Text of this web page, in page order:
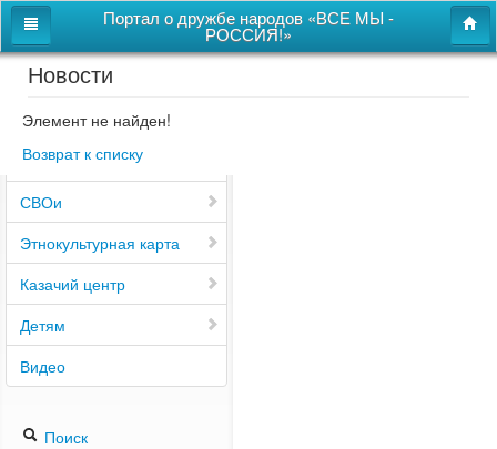
Портал о дружбе народов «ВСЕ МЫ -
РОССИЯ!»
Главная
Дом дружбы народов
Новости
СВОи
Этнокультурная карта
Казачий центр
Детям
Видео
Поиск
Новости
Элемент не найден!
Возврат к списку